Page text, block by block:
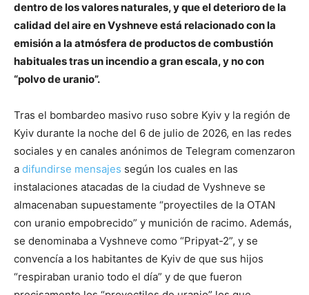
dentro de los valores naturales, y que el deterioro de la
calidad del aire en Vyshneve está relacionado con la
emisión a la atmósfera de productos de combustión
habituales tras un incendio a gran escala, y no con
“polvo de uranio”.
Tras el bombardeo masivo ruso sobre Kyiv y la región de
Kyiv durante la noche del 6 de julio de 2026, en las redes
sociales y en canales anónimos de Telegram comenzaron
a difundirse mensajes según los cuales en las
instalaciones atacadas de la ciudad de Vyshneve se
almacenaban supuestamente “proyectiles de la OTAN
con uranio empobrecido” y munición de racimo. Además,
se denominaba a Vyshneve como “Pripyat-2”, y se
convencía a los habitantes de Kyiv de que sus hijos
“respiraban uranio todo el día” y de que fueron